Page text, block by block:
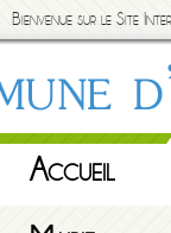
Bienvenue sur le Site
Accueil